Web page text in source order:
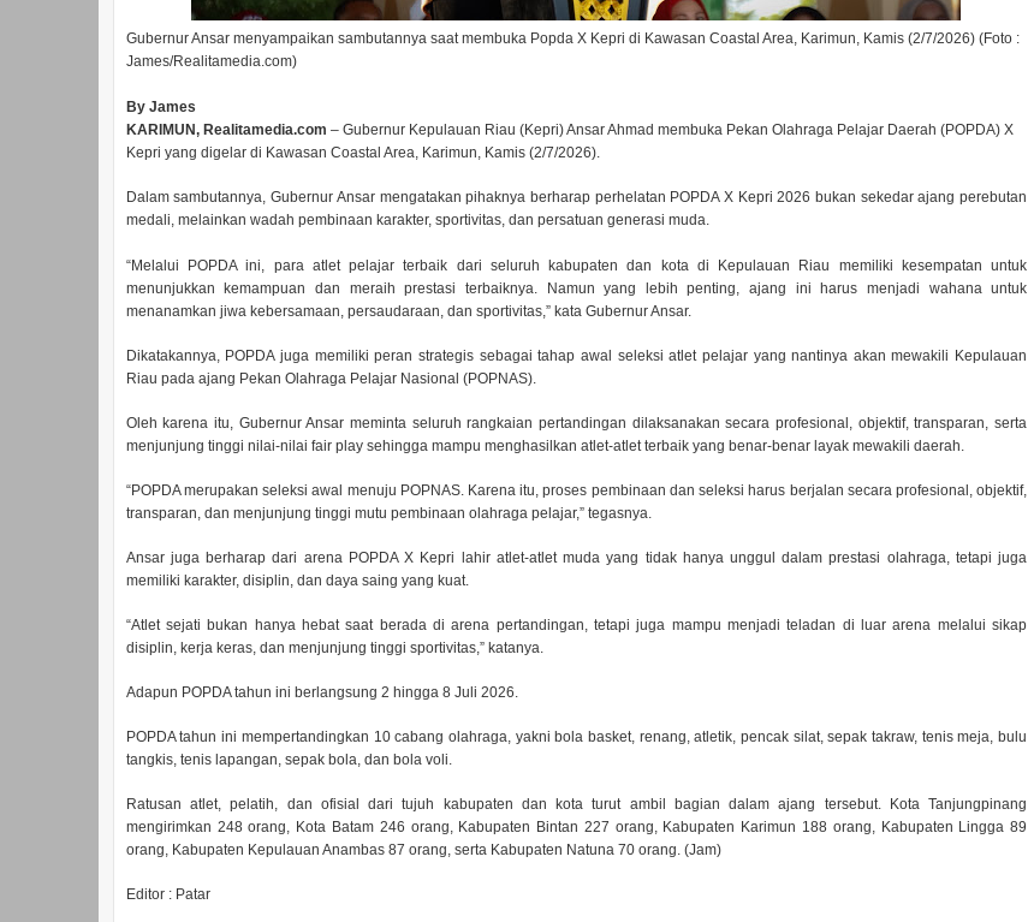
Gubernur Ansar menyampaikan sambutannya saat membuka Popda X Kepri di Kawasan Coastal Area, Karimun, Kamis (2/7/2026) (Foto :
James/Realitamedia.com)
By James
KARIMUN, Realitamedia.com – Gubernur Kepulauan Riau (Kepri) Ansar Ahmad membuka Pekan Olahraga Pelajar Daerah (POPDA) X
Kepri yang digelar di Kawasan Coastal Area, Karimun, Kamis (2/7/2026).
Dalam sambutannya, Gubernur Ansar mengatakan pihaknya berharap perhelatan POPDA X Kepri 2026 bukan sekedar ajang perebutan
medali, melainkan wadah pembinaan karakter, sportivitas, dan persatuan generasi muda.
“Melalui POPDA ini, para atlet pelajar terbaik dari seluruh kabupaten dan kota di Kepulauan Riau memiliki kesempatan untuk
menunjukkan kemampuan dan meraih prestasi terbaiknya. Namun yang lebih penting, ajang ini harus menjadi wahana untuk
menanamkan jiwa kebersamaan, persaudaraan, dan sportivitas,” kata Gubernur Ansar.
Dikatakannya, POPDA juga memiliki peran strategis sebagai tahap awal seleksi atlet pelajar yang nantinya akan mewakili Kepulauan
Riau pada ajang Pekan Olahraga Pelajar Nasional (POPNAS).
Oleh karena itu, Gubernur Ansar meminta seluruh rangkaian pertandingan dilaksanakan secara profesional, objektif, transparan, serta
menjunjung tinggi nilai-nilai fair play sehingga mampu menghasilkan atlet-atlet terbaik yang benar-benar layak mewakili daerah.
“POPDA merupakan seleksi awal menuju POPNAS. Karena itu, proses pembinaan dan seleksi harus berjalan secara profesional, objektif,
transparan, dan menjunjung tinggi mutu pembinaan olahraga pelajar,” tegasnya.
Ansar juga berharap dari arena POPDA X Kepri lahir atlet-atlet muda yang tidak hanya unggul dalam prestasi olahraga, tetapi juga
memiliki karakter, disiplin, dan daya saing yang kuat.
“Atlet sejati bukan hanya hebat saat berada di arena pertandingan, tetapi juga mampu menjadi teladan di luar arena melalui sikap
disiplin, kerja keras, dan menjunjung tinggi sportivitas,” katanya.
Adapun POPDA tahun ini berlangsung 2 hingga 8 Juli 2026.
POPDA tahun ini mempertandingkan 10 cabang olahraga, yakni bola basket, renang, atletik, pencak silat, sepak takraw, tenis meja, bulu
tangkis, tenis lapangan, sepak bola, dan bola voli.
Ratusan atlet, pelatih, dan ofisial dari tujuh kabupaten dan kota turut ambil bagian dalam ajang tersebut. Kota Tanjungpinang
mengirimkan 248 orang, Kota Batam 246 orang, Kabupaten Bintan 227 orang, Kabupaten Karimun 188 orang, Kabupaten Lingga 89
orang, Kabupaten Kepulauan Anambas 87 orang, serta Kabupaten Natuna 70 orang. (Jam)
Editor : Patar